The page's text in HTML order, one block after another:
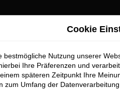
Cookie
bestmögliche Nutzung unserer
Ihre Präferenzen und
späteren Zeitpunkt Ihre
zum Umfang der